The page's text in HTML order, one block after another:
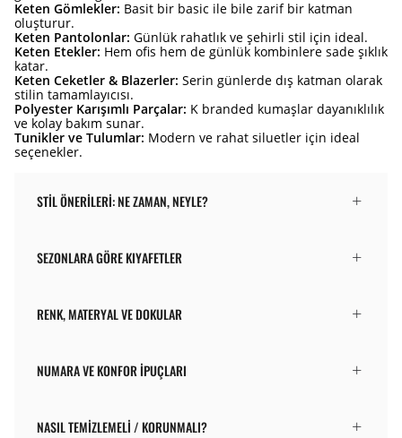
Keten Gömlekler: Basit bir basic ile bile zarif bir katman
oluşturur.
Keten Pantolonlar: Günlük rahatlık ve şehirli stil için ideal.
Keten Etekler: Hem ofis hem de günlük kombinlere sade şıklık
katar.
Keten Ceketler & Blazerler: Serin günlerde dış katman olarak
stilin tamamlayıcısı.
Polyester Karışımlı Parçalar: K branded kumaşlar dayanıklılık
ve kolay bakım sunar.
Tunikler ve Tulumlar: Modern ve rahat siluetler için ideal
seçenekler.
STIL ÖNERILERI: NE ZAMAN, NEYLE?
SEZONLARA GÖRE KIYAFETLER
RENK, MATERYAL VE DOKULAR
NUMARA VE KONFOR İPUÇLARI
NASIL TEMIZLEMELI / KORUNMALI?